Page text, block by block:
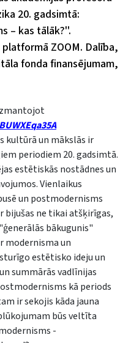
20. gadsimtā:
– kas tālāk?''.
ZOOM. Dalība,
fonda finansējumam,
kultūrā un mākslās ir
periodiem 20. gadsimtā.
estētiskās nostādnes un
Vienlaikus
un postmodernisms
bijušas ne tikai atšķirīgas,
bākugunis"
modernisma un
estētisko ideju un
summārās vadlīnijas
kā periods
ir sekojis kāda jauna
būs veltīta
-